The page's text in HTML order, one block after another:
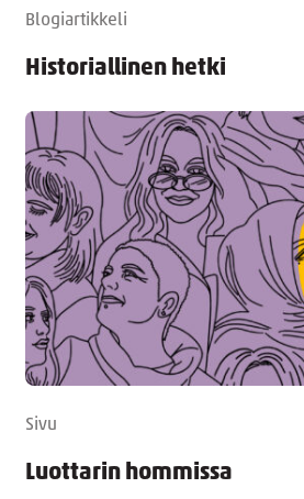
Blogiartikkeli
Historiallinen hetki
Sivu
Luottarin hommissa